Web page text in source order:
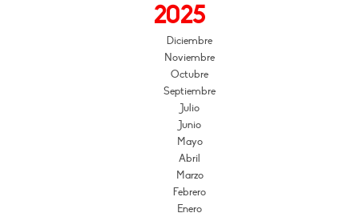
2025
Diciembre
Noviembre
Octubre
Septiembre
Julio
Junio
Mayo
Abril
Marzo
Febrero
Enero